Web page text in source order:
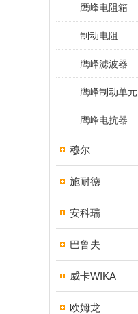
鹰峰电阻箱
制动电阻
鹰峰滤波器
鹰峰制动单元
鹰峰电抗器
穆尔
施耐德
安科瑞
巴鲁夫
威卡WIKA
欧姆龙